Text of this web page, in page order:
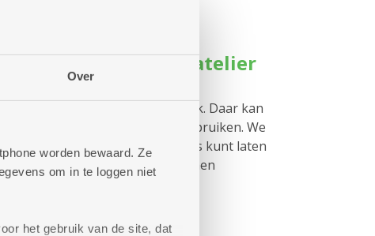
Over
worden bewaard. Ze
om in te loggen niet
het gebruik van de site, dat
wassalon en strijkatelier
, dan kan dat ook. Daar kan
en soms een mangel gebruiken. We
strijkateliers
, waar je jouw was kunt laten
geraakt, kunnen we je komen